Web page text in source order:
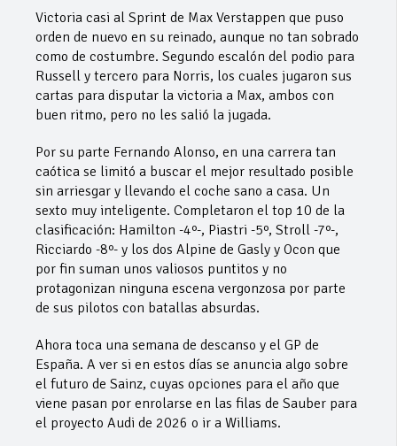
Victoria casi al Sprint de Max Verstappen que puso
orden de nuevo en su reinado, aunque no tan sobrado
como de costumbre. Segundo escalón del podio para
Russell y tercero para Norris, los cuales jugaron sus
cartas para disputar la victoria a Max, ambos con
buen ritmo, pero no les salió la jugada.
Por su parte Fernando Alonso, en una carrera tan
caótica se limitó a buscar el mejor resultado posible
sin arriesgar y llevando el coche sano a casa. Un
sexto muy inteligente. Completaron el top 10 de la
clasificación: Hamilton -4º-, Piastri -5º, Stroll -7º-,
Ricciardo -8º- y los dos Alpine de Gasly y Ocon que
por fin suman unos valiosos puntitos y no
protagonizan ninguna escena vergonzosa por parte
de sus pilotos con batallas absurdas.
Ahora toca una semana de descanso y el GP de
España. A ver si en estos días se anuncia algo sobre
el futuro de Sainz, cuyas opciones para el año que
viene pasan por enrolarse en las filas de Sauber para
el proyecto Audi de 2026 o ir a Williams.